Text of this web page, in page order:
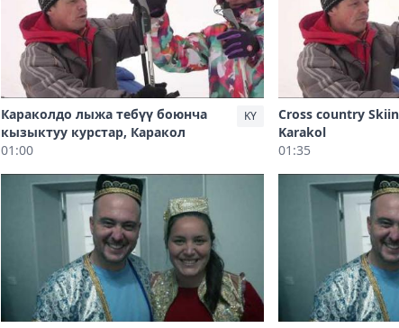
Караколдо лыжа тебүү боюнча
кызыктуу курстар, Каракол
01:00
KY
Cross country
Karakol
01:35